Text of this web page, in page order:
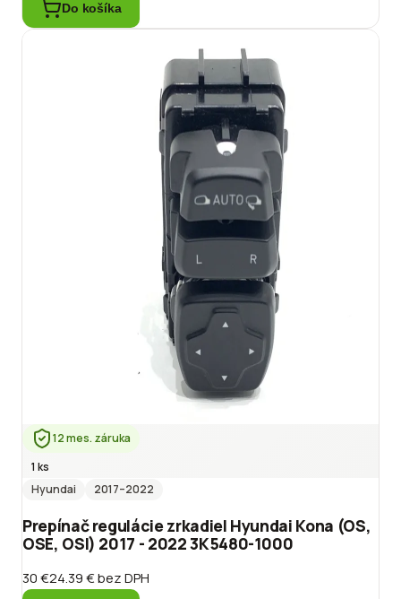
Do košíka
12 mes. záruka
1 ks
Hyundai
2017–2022
Prepínač regulácie zrkadiel Hyundai Kona (OS,
OSE, OSI) 2017 - 2022 3K5480-1000
30 €24.39 €bez DPH